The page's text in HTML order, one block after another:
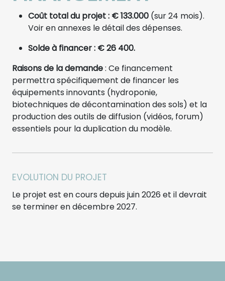
Coût total du projet : € 133.000 (sur 24 mois).
Voir en annexes le détail des dépenses.
Solde à financer : € 26 400.
Raisons de la demande: Ce financement
permettra spécifiquement de financer les
équipements innovants (hydroponie,
biotechniques de décontamination des sols) et la
production des outils de diffusion (vidéos, forum)
essentiels pour la duplication du modèle.
EVOLUTION DU PROJET
Le projet est en cours depuis juin 2026 et il devrait
se terminer en décembre 2027.